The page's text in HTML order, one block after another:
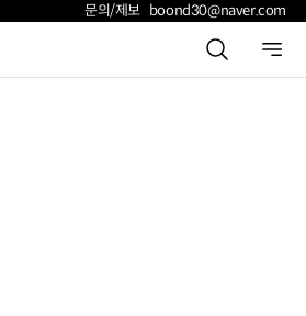
문의/제보 boond30@naver.com